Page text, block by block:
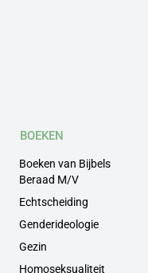
BOEKEN
Boeken van Bijbels
Beraad M/V
Echtscheiding
Genderideologie
Gezin
Homoseksualiteit